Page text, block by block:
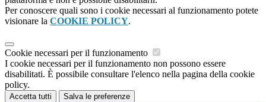
Per conoscere quali sono i cookie necessari al funzionamento potete
visionare la COOKIE POLICY.
Cookie necessari per il funzionamento
I cookie necessari per il funzionamento non possono essere
disabilitati. È possibile consultare l'elenco nella pagina della cookie
policy.
Accetta tutti Salva le preferenze